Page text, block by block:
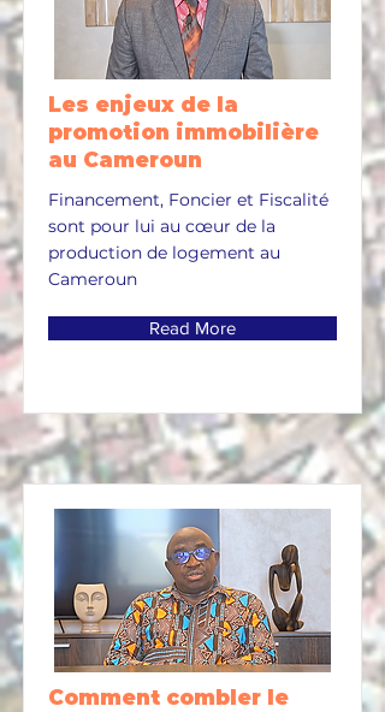
Les enjeux de la
promotion immobilière
au Cameroun
Financement, Foncier et Fiscalité
sont pour lui au cœur de la
production de logement au
Cameroun
Read More
Comment combler le